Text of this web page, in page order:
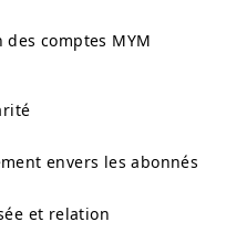
comptes MYM
envers les abonnés
et relation